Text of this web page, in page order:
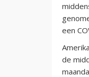
een
de